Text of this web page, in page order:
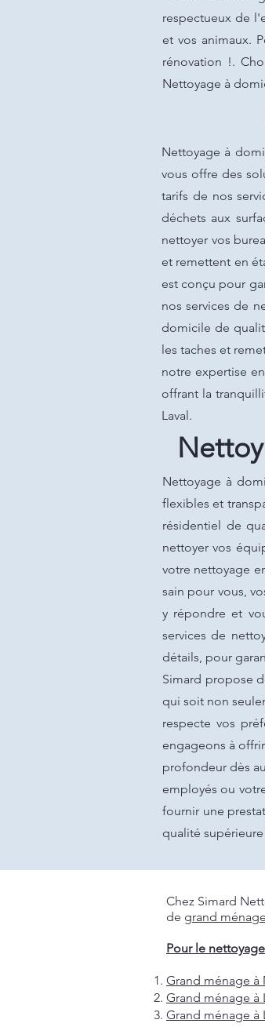
respectueux de
et vos animaux.
rénovation !.
Nettoyage à
Nettoyage à
vous offre des
tarifs de nos
déchets aux
nettoyer vos
et remettent en
est conçu pour
nos services de
domicile de
les taches et
notre expertise
offrant la
Laval.
Nettoyage à
flexibles et
résidentiel de
nettoyer vos
votre nettoyage
sain pour vous,
y répondre et
services de
détails, pour
Simard propose
qui soit non
respecte vos
engageons à
profondeur dès
employés ou
fournir une
qualité
Chez Simard
de grand ménage
Pour le
Grand ménage à
Grand ménage à
Grand ménage à